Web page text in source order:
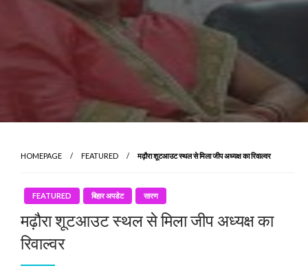
HOMEPAGE FEATURED मढ़ौरा शूटआउट स्थल से मिला जीप अध्यक्ष का रिवाल्वर
FEATURED बिहार अपडेट सारण
मढ़ौरा शूटआउट स्थल से मिला जीप अध्यक्ष का
रिवाल्वर